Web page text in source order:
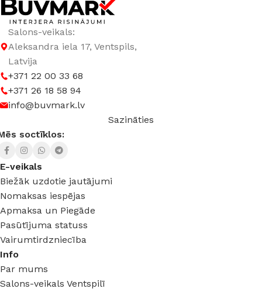
Salons-veikals:
Aleksandra iela 17, Ventspils,
Latvija
+371 22 00 33 68
+371 26 18 58 94
info@buvmark.lv
Sazināties
soctīklos:
E-veikals
Biežāk uzdotie jautājumi
Nomaksas iespējas
Apmaksa un Piegāde
Pasūtījuma statuss
Vairumtirdzniecība
Info
Par mums
Salons-veikals Ventspilī